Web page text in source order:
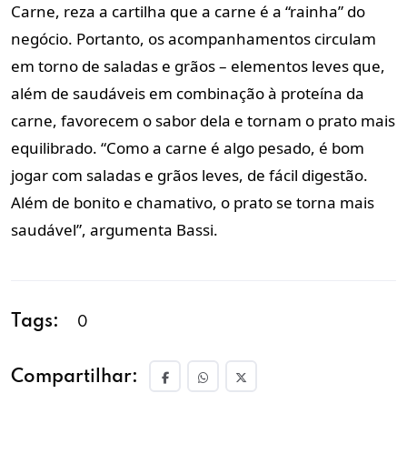
Carne, reza a cartilha que a carne é a “rainha” do
negócio. Portanto, os acompanhamentos circulam
em torno de saladas e grãos – elementos leves que,
além de saudáveis em combinação à proteína da
carne, favorecem o sabor dela e tornam o prato mais
equilibrado. “Como a carne é algo pesado, é bom
jogar com saladas e grãos leves, de fácil digestão.
Além de bonito e chamativo, o prato se torna mais
saudável”, argumenta Bassi.
Tags: 0
Compartilhar: